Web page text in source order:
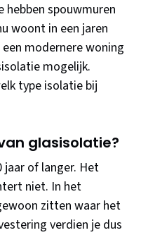
hebben spouwmuren
woont in een jaren
modernere woning
mogelijk.
type isolatie bij
glasisolatie?
jaar of langer. Het
niet. In het
zitten waar het
verdien je dus